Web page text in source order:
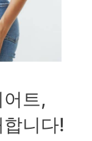
트,
니다!